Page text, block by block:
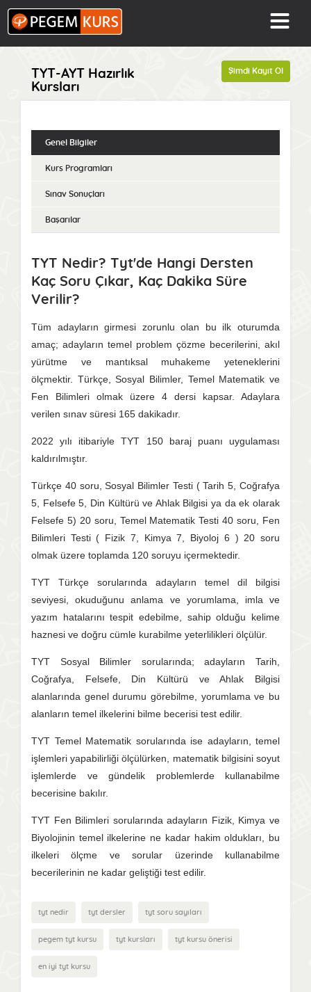
TYT-AYT Hazırlık
Kursları
Şimdi Kayıt Ol
Genel Bilgiler
Kurs Programları
Sınav Sonuçları
Başarılar
TYT Nedir? Tyt'de Hangi Dersten
Kaç Soru Çıkar, Kaç Dakika Süre
Verilir?
Tüm adayların girmesi zorunlu olan bu ilk oturumda
amaç; adayların temel problem çözme becerilerini, akıl
yürütme ve mantıksal muhakeme yeteneklerini
ölçmektir. Türkçe, Sosyal Bilimler, Temel Matematik ve
Fen Bilimleri olmak üzere 4 dersi kapsar. Adaylara
verilen sınav süresi 165 dakikadır.
2022 yılı itibariyle TYT 150 baraj puanı uygulaması
kaldırılmıştır.
Türkçe 40 soru, Sosyal Bilimler Testi ( Tarih 5, Coğrafya
5, Felsefe 5, Din Kültürü ve Ahlak Bilgisi ya da ek olarak
Felsefe 5) 20 soru, Temel Matematik Testi 40 soru, Fen
Bilimleri Testi ( Fizik 7, Kimya 7, Biyoloj 6 ) 20 soru
olmak üzere toplamda 120 soruyu içermektedir.
TYT Türkçe sorularında adayların temel dil bilgisi
seviyesi, okuduğunu anlama ve yorumlama, imla ve
yazım hatalarını tespit edebilme, sahip olduğu kelime
haznesi ve doğru cümle kurabilme yeterlilikleri ölçülür.
TYT Sosyal Bilimler sorularında; adayların Tarih,
Coğrafya, Felsefe, Din Kültürü ve Ahlak Bilgisi
alanlarında genel durumu görebilme, yorumlama ve bu
alanların temel ilkelerini bilme becerisi test edilir.
TYT Temel Matematik sorularında ise adayların, temel
işlemleri yapabilirliği ölçülürken, matematik bilgisini soyut
işlemlerde ve gündelik problemlerde kullanabilme
becerisine bakılır.
TYT Fen Bilimleri sorularında adayların Fizik, Kimya ve
Biyolojinin temel ilkelerine ne kadar hakim oldukları, bu
ilkeleri ölçme ve sorular üzerinde kullanabilme
becerilerinin ne kadar geliştiği test edilir.
tyt nedir tyt dersler tyt soru sayıları
pegem tyt kursu tyt kursları tyt kursu önerisi
en iyi tyt kursu